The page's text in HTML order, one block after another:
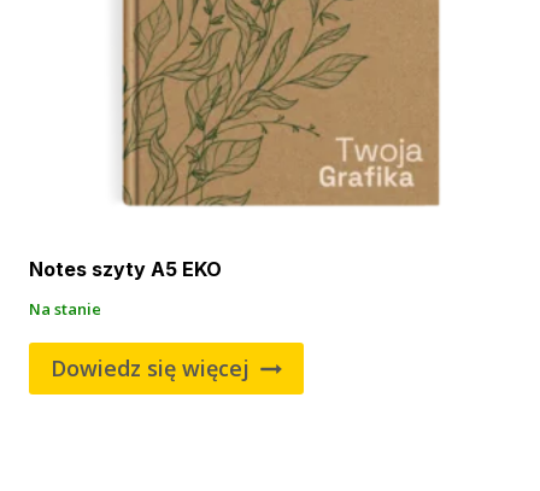
Notes szyty A5 EKO
Na stanie
Dowiedz się więcej